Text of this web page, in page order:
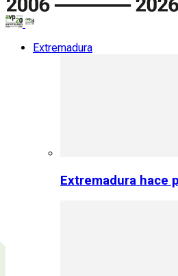
Extremadura
Extremadura hace